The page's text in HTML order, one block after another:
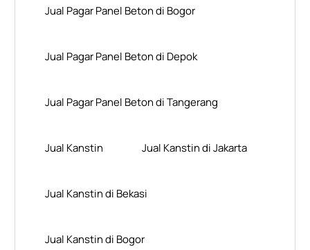
Jual Pagar Panel Beton di Bogor
Jual Pagar Panel Beton di Depok
Jual Pagar Panel Beton di Tangerang
Jual Kanstin Jual Kanstin di Jakarta
Jual Kanstin di Bekasi
Jual Kanstin di Bogor